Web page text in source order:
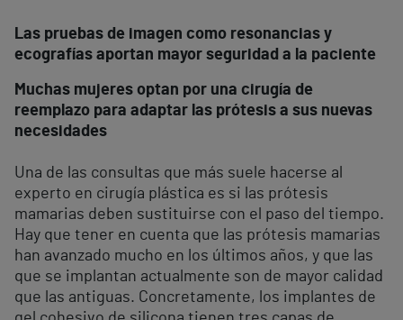
Las pruebas de imagen como resonancias y
ecografías aportan mayor seguridad a la paciente
Muchas mujeres optan por una cirugía de
reemplazo para adaptar las prótesis a sus nuevas
necesidades
Una de las consultas que más suele hacerse al
experto en cirugía plástica es si las prótesis
mamarias deben sustituirse con el paso del tiempo.
Hay que tener en cuenta que las prótesis mamarias
han avanzado mucho en los últimos años, y que las
que se implantan actualmente son de mayor calidad
que las antiguas. Concretamente, los implantes de